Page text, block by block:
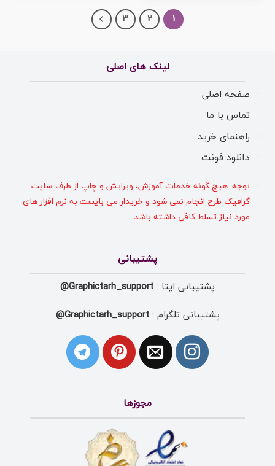
1
2
3
لینک های اصلی
صفحه اصلی
تماس با ما
راهنمای خرید
دانلود فونت
توجه: هیچ گونه خدمات آموزش، ویرایش و چاپ از طرف سایت
گرافیک طرح انجام نمی شود و خریدار می بایست به نرم افزار های
مورد نیاز تسلط کافی داشته باشد.
پشتیبانی
پشتیبانی ایتا : Graphictarh_support@
پشتیبانی تلگرام :Graphictarh_support@
مجوزها